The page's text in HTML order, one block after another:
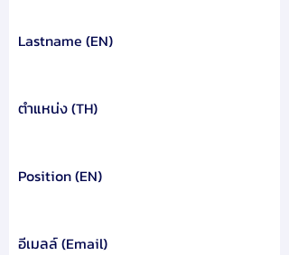
Lastname (EN)
ตำแหน่ง (TH)
Position (EN)
อีเมลล์ (Email)